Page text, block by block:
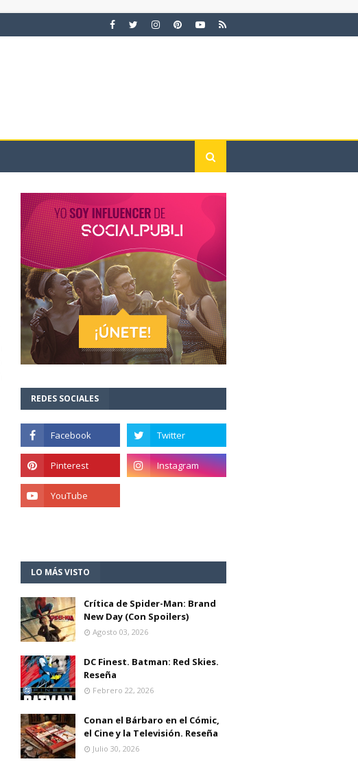
REDES SOCIALES
LO MÁS VISTO
Crítica de Spider-Man: Brand
New Day (Con Spoilers)
Agosto 03, 2026
DC Finest. Batman: Red Skies.
Reseña
Febrero 22, 2026
Conan el Bárbaro en el Cómic,
el Cine y la Televisión. Reseña
Julio 30, 2026